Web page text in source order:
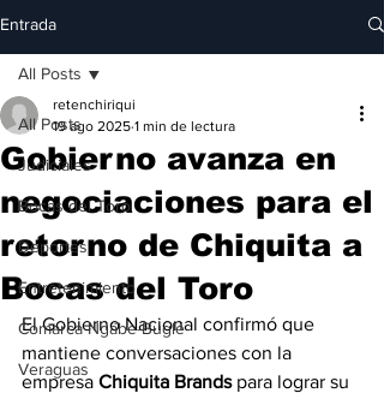
Entrada
All Posts
Judiciales
Bocas del Toro
Deportes
Entretenimiento
Comarca Ngäbe-Buglé
Veraguas
All Posts
Gobierno avanza en
negociaciones para el
retorno de Chiquita a
Bocas del Toro
retenchiriqui
19 ago 2025 1 min de lectura
El Gobierno Nacional confirmó que
mantiene conversaciones con la
empresa Chiquita Brands para lograr su